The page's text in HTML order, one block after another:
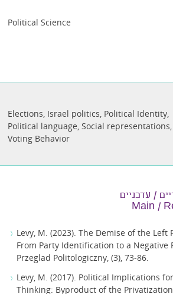
Political Science
Elections Israel politics Political Identity
Political language ,Social representations
Voting Behavior
/ עדכניים
Main /
Levy, M. (2023). The Demise of the Left
From Party Identification to a Negative
Przeglad Politologiczny, (3), 73-86.
Levy, M. (2017). Political Implications
Thinking: Byproduct of the